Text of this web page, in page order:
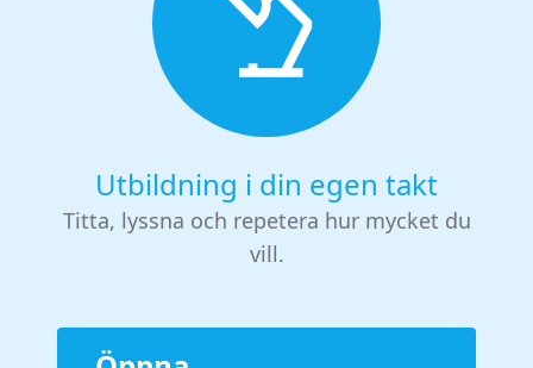
Utbildning i din egen takt
Titta, lyssna och repetera hur mycket du
vill.